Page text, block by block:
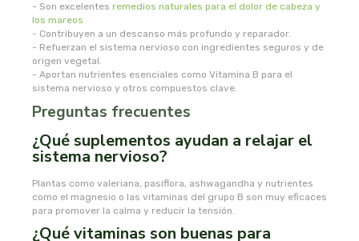
- Son excelentes remedios naturales para el dolor de cabeza y
los mareos
- Contribuyen a un descanso más profundo y reparador.
- Refuerzan el sistema nervioso con ingredientes seguros y de
origen vegetal.
- Aportan nutrientes esenciales como Vitamina B para el
sistema nervioso y otros compuestos clave.
Preguntas frecuentes
¿Qué suplementos ayudan a relajar el
sistema nervioso?
Plantas como valeriana, pasiflora, ashwagandha y nutrientes
como el magnesio o las vitaminas del grupo B son muy eficaces
para promover la calma y reducir la tensión.
¿Qué vitaminas son buenas para
oma gertrude
orballo
ortis
oshadhi
ozolife
paracelsia